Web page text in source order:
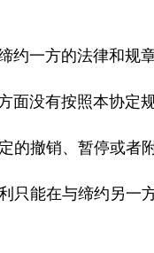
一方的法律和规
没有按照本协定规
撤销、暂停或者
能在与缔约另一方